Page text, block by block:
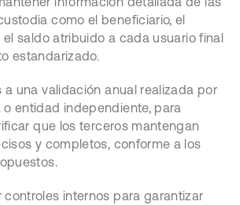
como el beneficiario, el
el saldo atribuido a cada usuario final
estandarizado.
a una validación anual realizada por
o entidad independiente, para
que los terceros mantengan
y completos, conforme a los
controles internos para garantizar